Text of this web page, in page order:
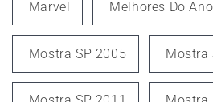
Marvel Melhores Do Ano
Mostra SP 2005 Mostra